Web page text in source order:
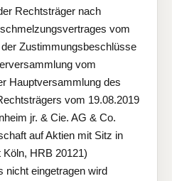
Rechtsträger nach
vom
Zustimmungsbeschlüsse
vom
Hauptversammlung des
vom 19.08.2019
jr. & Cie. AG & Co.
auf Aktien mit Sitz in
HRB 20121)
nicht eingetragen wird